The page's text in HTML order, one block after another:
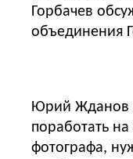
Горбачев
объединения
Юрий Жданов
поработать
фотографа,